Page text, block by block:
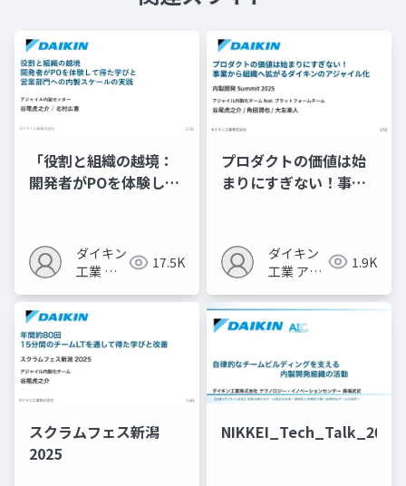
「役割と組織の越境：
開発者がPOを体験して
践」
ダイキン
工業 ア
内製セン
ター
17.5K
プロダクトの価値は始
まりにすぎない！事業
ダイキン
工業 アジ
製センタ
ー
1.9K
スクラムフェス新潟
2025